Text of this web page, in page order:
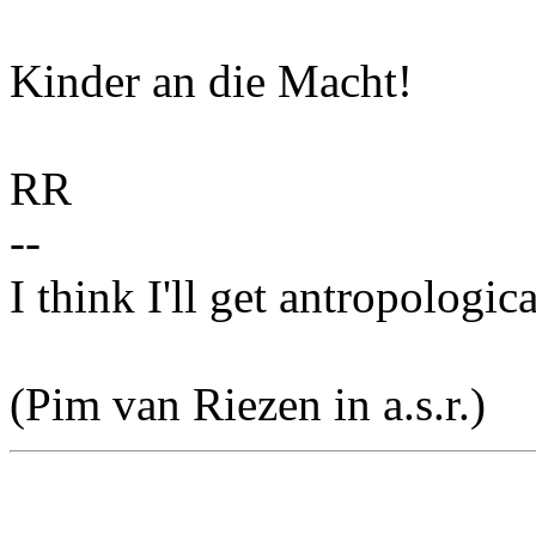
Kinder an die Macht!
RR
--
I think I'll get
(Pim van Riezen in a.s.r.)